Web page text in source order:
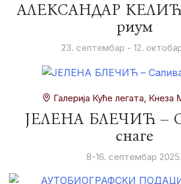
АЛЕКСАНДАР КЕЛИЋ
риум
23. септембар - 12.
Галерија Куће легата, Кнеза
ЈЕЛЕНА БЛЕЧИЋ –
снаге
8-16. септембар 2025.